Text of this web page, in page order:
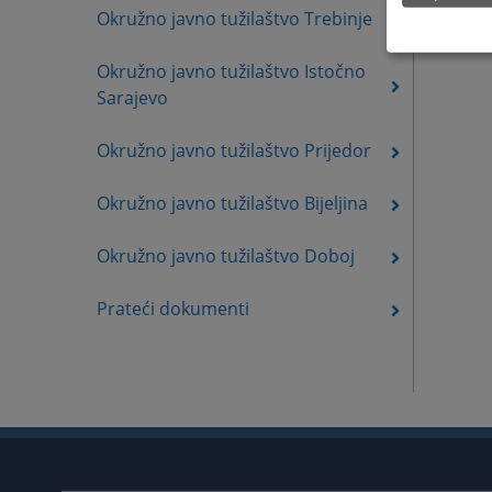
Okružno javno tužilaštvo Trebinje
Okružno javno tužilaštvo Istočno
Sarajevo
Okružno javno tužilaštvo Prijedor
Okružno javno tužilaštvo Bijeljina
Okružno javno tužilaštvo Doboj
Prateći dokumenti